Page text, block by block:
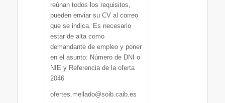
reúnan todos los requisitos,
pueden enviar su CV al correo
que se indica. Es necesario
estar de alta como
demandante de empleo y poner
en el asunto: Número de DNI o
NIE y Referencia de la oferta
2046
ofertes.mellado@soib.caib.es